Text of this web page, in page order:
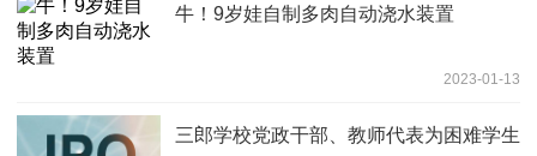
牛！9岁娃自制多肉自动浇水装置
2023-01-13
三郎学校党政干部、教师代表为困难学生